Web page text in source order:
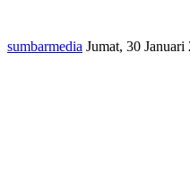
sumbarmedia Jumat, 30 Januari